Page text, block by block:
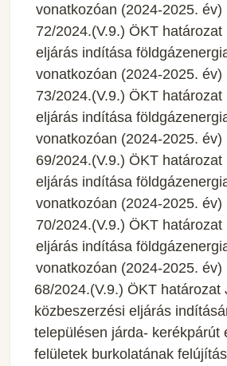
vonatkozóan (2024-2025. év)
72/2024.(V.9.) ÖKT
eljárás indítása
vonatkozóan (2024-2025. év)
73/2024.(V.9.) ÖKT
eljárás indítása
vonatkozóan (2024-2025. év)
69/2024.(V.9.) ÖKT
eljárás indítása
vonatkozóan (2024-2025. év)
70/2024.(V.9.) ÖKT
eljárás indítása
vonatkozóan (2024-2025. év)
68/2024.(V.9.) ÖKT határozat
közbeszerzési eljárás
településen járda- kerékpárút
felületek burkolatának